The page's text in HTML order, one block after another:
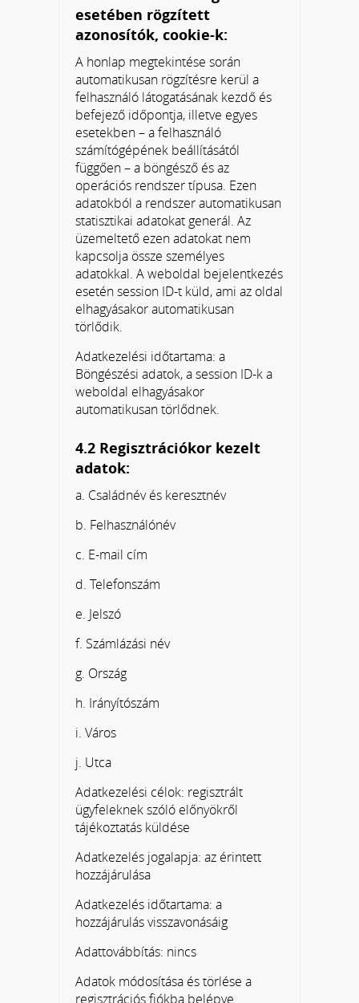
esetében rögzített
azonosítók, cookie-k:
A honlap megtekintése során
automatikusan rögzítésre kerül a
felhasználó látogatásának kezdő és
befejező időpontja, illetve egyes
esetekben – a felhasználó
számítógépének beállításától
függően – a böngésző és az
operációs rendszer típusa. Ezen
adatokból a rendszer automatikusan
statisztikai adatokat generál. Az
üzemeltető ezen adatokat nem
kapcsolja össze személyes
adatokkal. A weboldal bejelentkezés
esetén session ID-t küld, ami az oldal
elhagyásakor automatikusan
törlődik.
Adatkezelési időtartama: a
Böngészési adatok, a session ID-k a
weboldal elhagyásakor
automatikusan törlődnek.
4.2 Regisztrációkor kezelt
adatok:
a. Családnév és keresztnév
b. Felhasználónév
c. E-mail cím
d. Telefonszám
e. Jelszó
f. Számlázási név
g. Ország
h. Irányítószám
i. Város
j. Utca
Adatkezelési célok: regisztrált
ügyfeleknek szóló előnyökről
tájékoztatás küldése
Adatkezelés jogalapja: az érintett
hozzájárulása
Adatkezelés időtartama: a
hozzájárulás visszavonásáig
Adattovábbítás: nincs
Adatok módosítása és törlése a
regisztrációs fiókba belépve